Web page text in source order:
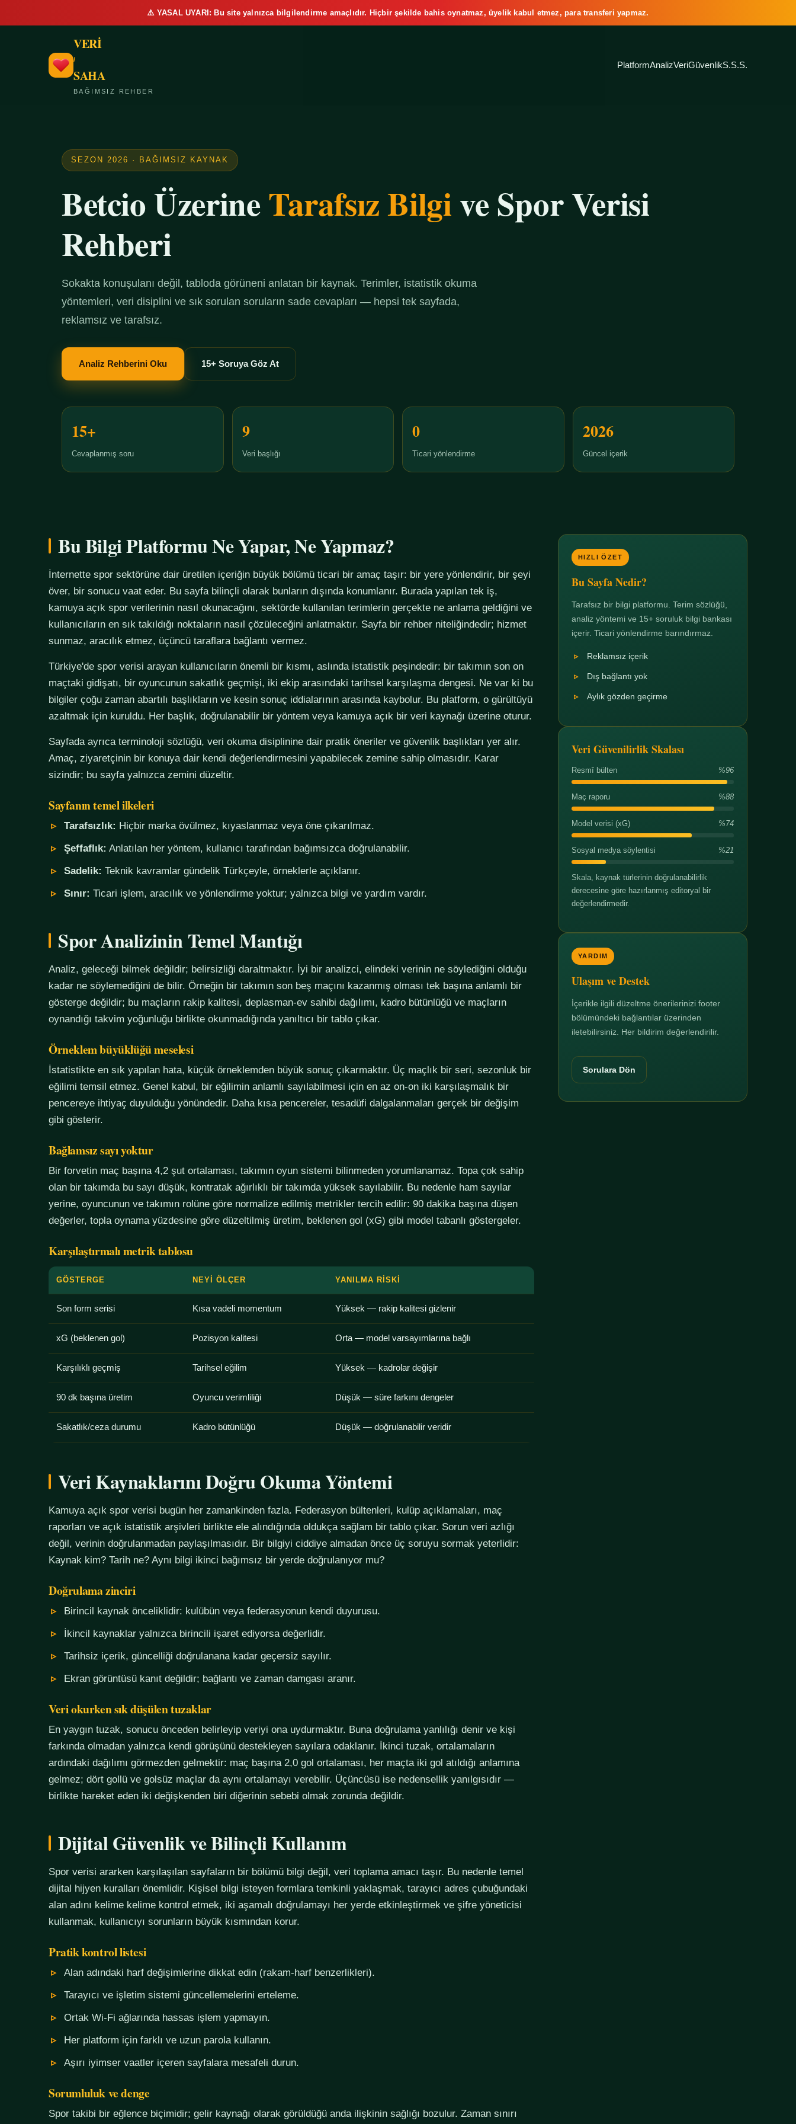
⚠️ YASAL UYARI: Bu site yalnızca bilgilendirme amaçlıdır. Hiçbir şekilde bahis oynatmaz, üyelik kabul etmez, para transferi yapmaz.
VERİ
/
SAHA
BAĞIMSIZ REHBER
PlatformAnalizVeriGüvenlikS.S.S.
SEZON 2026 · BAĞIMSIZ KAYNAK
Betcio ÜzerineTarafsız Bilgive Spor Verisi
Rehberi
Sokakta konuşulanı değil, tabloda görüneni anlatan bir kaynak. Terimler, istatistik okuma
yöntemleri, veri disiplini ve sık sorulan soruların sade cevapları — hepsi tek sayfada,
reklamsız ve tarafsız.
Analiz Rehberini Oku 15+ Soruya Göz At
15+
Cevaplanmış soru
9
Veri başlığı
0
Ticari yönlendirme
2026
Güncel içerik
Bu Bilgi Platformu Ne Yapar, Ne Yapmaz?
İnternette spor sektörüne dair üretilen içeriğin büyük bölümü ticari bir amaç taşır: bir yere yönlendirir, bir şeyi
över, bir sonucu vaat eder. Bu sayfa bilinçli olarak bunların dışında konumlanır. Burada yapılan tek iş,
kamuya açık spor verilerinin nasıl okunacağını, sektörde kullanılan terimlerin gerçekte ne anlama geldiğini ve
kullanıcıların en sık takıldığı noktaların nasıl çözüleceğini anlatmaktır. Sayfa bir rehber niteliğindedir; hizmet
sunmaz, aracılık etmez, üçüncü taraflara bağlantı vermez.
Türkiye'de spor verisi arayan kullanıcıların önemli bir kısmı, aslında istatistik peşindedir: bir takımın son on
maçtaki gidişatı, bir oyuncunun sakatlık geçmişi, iki ekip arasındaki tarihsel karşılaşma dengesi. Ne var ki bu
bilgiler çoğu zaman abartılı başlıkların ve kesin sonuç iddialarının arasında kaybolur. Bu platform, o gürültüyü
azaltmak için kuruldu. Her başlık, doğrulanabilir bir yöntem veya kamuya açık bir veri kaynağı üzerine oturur.
Sayfada ayrıca terminoloji sözlüğü, veri okuma disiplinine dair pratik öneriler ve güvenlik başlıkları yer alır.
Amaç, ziyaretçinin bir konuya dair kendi değerlendirmesini yapabilecek zemine sahip olmasıdır. Karar
sizindir; bu sayfa yalnızca zemini düzeltir.
Sayfanın temel ilkeleri
Tarafsızlık: Hiçbir marka övülmez, kıyaslanmaz veya öne çıkarılmaz.
Şeffaflık: Anlatılan her yöntem, kullanıcı tarafından bağımsızca doğrulanabilir.
Sadelik: Teknik kavramlar gündelik Türkçeyle, örneklerle açıklanır.
Sınır: Ticari işlem, aracılık ve yönlendirme yoktur; yalnızca bilgi ve yardım vardır.
Spor Analizinin Temel Mantığı
Analiz, geleceği bilmek değildir; belirsizliği daraltmaktır. İyi bir analizci, elindeki verinin ne söylediğini olduğu
kadar ne söylemediğini de bilir. Örneğin bir takımın son beş maçını kazanmış olması tek başına anlamlı bir
gösterge değildir; bu maçların rakip kalitesi, deplasman-ev sahibi dağılımı, kadro bütünlüğü ve maçların
oynandığı takvim yoğunluğu birlikte okunmadığında yanıltıcı bir tablo çıkar.
Örneklem büyüklüğü meselesi
İstatistikte en sık yapılan hata, küçük örneklemden büyük sonuç çıkarmaktır. Üç maçlık bir seri, sezonluk bir
eğilimi temsil etmez. Genel kabul, bir eğilimin anlamlı sayılabilmesi için en az on-on iki karşılaşmalık bir
pencereye ihtiyaç duyulduğu yönündedir. Daha kısa pencereler, tesadüfi dalgalanmaları gerçek bir değişim
gibi gösterir.
Bağlamsız sayı yoktur
Bir forvetin maç başına 4,2 şut ortalaması, takımın oyun sistemi bilinmeden yorumlanamaz. Topa çok sahip
olan bir takımda bu sayı düşük, kontratak ağırlıklı bir takımda yüksek sayılabilir. Bu nedenle ham sayılar
yerine, oyuncunun ve takımın rolüne göre normalize edilmiş metrikler tercih edilir: 90 dakika başına düşen
değerler, topla oynama yüzdesine göre düzeltilmiş üretim, beklenen gol (xG) gibi model tabanlı göstergeler.
Karşılaştırmalı metrik tablosu
GÖSTERGE NEYI ÖLÇER YANILMA RISKI
Son form serisi Kısa vadeli momentum Yüksek — rakip kalitesi gizlenir
xG (beklenen gol) Pozisyon kalitesi Orta — model varsayımlarına bağlı
Karşılıklı geçmiş Tarihsel eğilim Yüksek — kadrolar değişir
90 dk başına üretim Oyuncu verimliliği Düşük — süre farkını dengeler
Sakatlık/ceza durumu Kadro bütünlüğü Düşük — doğrulanabilir veridir
Veri Kaynaklarını Doğru Okuma Yöntemi
Kamuya açık spor verisi bugün her zamankinden fazla. Federasyon bültenleri, kulüp açıklamaları, maç
raporları ve açık istatistik arşivleri birlikte ele alındığında oldukça sağlam bir tablo çıkar. Sorun veri azlığı
değil, verinin doğrulanmadan paylaşılmasıdır. Bir bilgiyi ciddiye almadan önce üç soruyu sormak yeterlidir:
Kaynak kim? Tarih ne? Aynı bilgi ikinci bağımsız bir yerde doğrulanıyor mu?
Doğrulama zinciri
Birincil kaynak önceliklidir: kulübün veya federasyonun kendi duyurusu.
İkincil kaynaklar yalnızca birincili işaret ediyorsa değerlidir.
Tarihsiz içerik, güncelliği doğrulanana kadar geçersiz sayılır.
Ekran görüntüsü kanıt değildir; bağlantı ve zaman damgası aranır.
Veri okurken sık düşülen tuzaklar
En yaygın tuzak, sonucu önceden belirleyip veriyi ona uydurmaktır. Buna doğrulama yanlılığı denir ve kişi
farkında olmadan yalnızca kendi görüşünü destekleyen sayılara odaklanır. İkinci tuzak, ortalamaların
ardındaki dağılımı görmezden gelmektir: maç başına 2,0 gol ortalaması, her maçta iki gol atıldığı anlamına
gelmez; dört gollü ve golsüz maçlar da aynı ortalamayı verebilir. Üçüncüsü ise nedensellik yanılgısıdır —
birlikte hareket eden iki değişkenden biri diğerinin sebebi olmak zorunda değildir.
Dijital Güvenlik ve Bilinçli Kullanım
Spor verisi ararken karşılaşılan sayfaların bir bölümü bilgi değil, veri toplama amacı taşır. Bu nedenle temel
dijital hijyen kuralları önemlidir. Kişisel bilgi isteyen formlara temkinli yaklaşmak, tarayıcı adres çubuğundaki
alan adını kelime kelime kontrol etmek, iki aşamalı doğrulamayı her yerde etkinleştirmek ve şifre yöneticisi
kullanmak, kullanıcıyı sorunların büyük kısmından korur.
Pratik kontrol listesi
Alan adındaki harf değişimlerine dikkat edin (rakam-harf benzerlikleri).
Tarayıcı ve işletim sistemi güncellemelerini erteleme.
Ortak Wi-Fi ağlarında hassas işlem yapmayın.
Her platform için farklı ve uzun parola kullanın.
Aşırı iyimser vaatler içeren sayfalara mesafeli durun.
Sorumluluk ve denge
Spor takibi bir eğlence biçimidir; gelir kaynağı olarak görüldüğü anda ilişkinin sağlığı bozulur. Zaman sınırı
HIZLI ÖZET
Bu Sayfa Nedir?
Tarafsız bir bilgi platformu. Terim sözlüğü,
analiz yöntemi ve 15+ soruluk bilgi bankası
içerir. Ticari yönlendirme barındırmaz.
Reklamsız içerik
Dış bağlantı yok
Aylık gözden geçirme
Veri Güvenilirlik Skalası
Resmî bülten %96
Maç raporu %88
Model verisi (xG) %74
Sosyal medya söylentisi %21
Skala, kaynak türlerinin doğrulanabilirlik
derecesine göre hazırlanmış editoryal bir
değerlendirmedir.
YARDIM
Ulaşım ve Destek
İçerikle ilgili düzeltme önerilerinizi footer
bölümündeki bağlantılar üzerinden
iletebilirsiniz. Her bildirim değerlendirilir.
Sorulara Dön